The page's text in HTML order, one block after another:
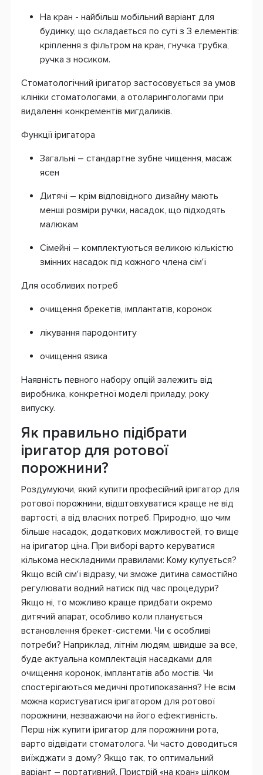
На кран - найбільш мобільний варіант для
будинку, що складається по суті з 3 елементів:
кріплення з фільтром на кран, гнучка трубка,
ручка з носиком.
Стоматологічний іригатор застосовується за умов
клініки стоматологами, а отоларингологами при
видаленні конкрементів мигдаликів.
Функції іригатора
Загальні – стандартне зубне чищення, масаж
ясен
Дитячі – крім відповідного дизайну мають
менші розміри ручки, насадок, що підходять
малюкам
Сімейні – комплектуються великою кількістю
змінних насадок під кожного члена сім'ї
Для особливих потреб
очищення брекетів, імплантатів, коронок
лікування пародонтиту
очищення язика
Наявність певного набору опцій залежить від
виробника, конкретної моделі приладу, року
випуску.
Як правильно підібрати
іригатор для ротової
порожнини?
Роздумуючи, який купити професійний іригатор для
ротової порожнини, відштовхуватися краще не від
вартості, а від власних потреб. Природно, що чим
більше насадок, додаткових можливостей, то вище
на іригатор ціна. При виборі варто керуватися
кількома нескладними правилами: Кому купується?
Якщо всій сім'ї відразу, чи зможе дитина самостійно
регулювати водний натиск під час процедури?
Якщо ні, то можливо краще придбати окремо
дитячий апарат, особливо коли планується
встановлення брекет-системи. Чи є особливі
потреби? Наприклад, літнім людям, швидше за все,
буде актуальна комплектація насадками для
очищення коронок, імплантатів або мостів. Чи
спостерігаються медичні протипоказання? Не всім
можна користуватися іригатором для ротової
порожнини, незважаючи на його ефективність.
Перш ніж купити іригатор для порожнини рота,
варто відвідати стоматолога. Чи часто доводиться
виїжджати з дому? Якщо так, то оптимальний
варіант – портативний. Пристрій «на кран» цілком